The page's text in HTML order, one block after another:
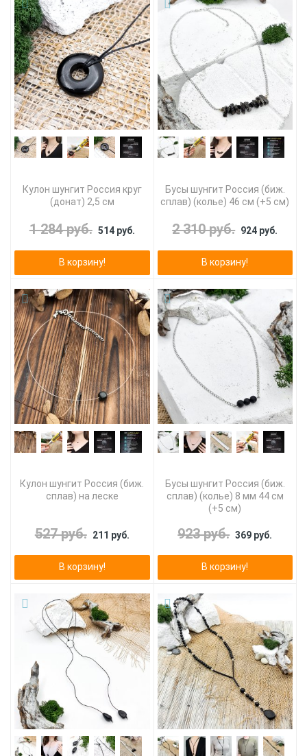
Кулон шунгит Россия круг
(донат) 2,5 см
1 284 руб. 514 руб.
В корзину!
Бусы шунгит Россия (биж.
сплав) (колье) 46 см (+5 см)
2 310 руб. 924 руб.
В корзину!
Кулон шунгит Россия (биж.
сплав) на леске
527 руб. 211 руб.
В корзину!
Бусы шунгит Россия (биж.
сплав) (колье) 8 мм 44 см
(+5 см)
923 руб. 369 руб.
В корзину!